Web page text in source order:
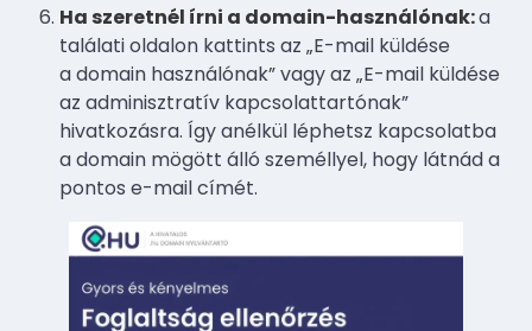
Ha szeretnél írni a domain-használónak:a
találati oldalon kattints az „E-mail küldése
a domain használónak” vagy az „E-mail küldése
az adminisztratív kapcsolattartónak”
hivatkozásra. Így anélkül léphetsz kapcsolatba
a domain mögött álló személlyel, hogy látnád a
pontos e-mail címét.